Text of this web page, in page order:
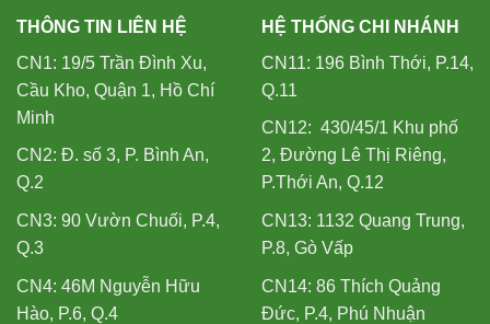
THÔNG TIN LIÊN HỆ
CN1: 19/5 Trần Đình Xu,
Cầu Kho, Quận 1, Hồ Chí
Minh
CN2: Đ. số 3, P. Bình An,
Q.2
CN3: 90 Vườn Chuối, P.4,
Q.3
CN4: 46M Nguyễn Hữu
Hào, P.6, Q.4
HỆ THỐNG CHI NHÁNH
CN11: 196 Bình Thới, P.14,
Q.11
CN12: 430/45/1 Khu phố
2, Đường Lê Thị Riêng,
P.Thới An, Q.12
CN13: 1132 Quang Trung,
P.8, Gò Vấp
CN14: 86 Thích Quảng
Đức, P.4, Phú Nhuận